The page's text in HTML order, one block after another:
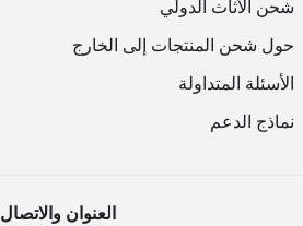
شحن الأثاث الدولي
حول شحن المنتجات إلى الخارج
الأسئلة المتداولة
نماذج الدعم
العنوان والاتصال